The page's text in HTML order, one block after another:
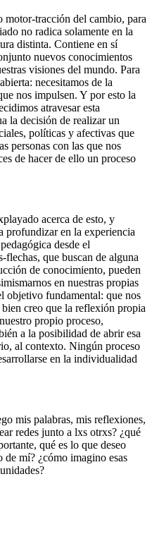
tracción del cambio, para
no radica solamente en la
distinta. Contiene en sí
nuevos conocimientos
visiones del mundo. Para
necesitamos de la
nos impulsen. Y por esto la
atravesar esta
la decisión de realizar un
políticas y afectivas que
personas con las que nos
de hacer de ello un proceso
acerca de esto, y
profundizar en la experiencia
desde el
flechas, que buscan de alguna
de conocimiento, pueden
en nuestras propias
objetivo fundamental: que nos
creo que la reflexión propia
propio proceso,
a la posibilidad de abrir esa
al contexto. Ningún proceso
en la individualidad
mis palabras, mis reflexiones,
redes junto a lxs otrxs? ¿qué
qué es lo que deseo
de mí? ¿cómo imagino esas